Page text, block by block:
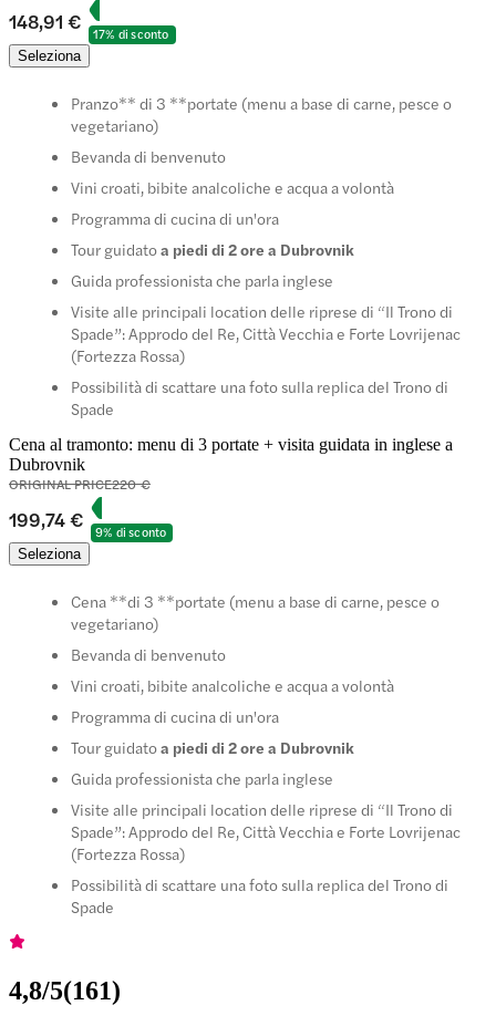
148,91 €
17% di sconto
Seleziona
Pranzo** di 3 **portate (menu a base di carne, pesce o
vegetariano)
Bevanda di benvenuto
Vini croati, bibite analcoliche e acqua a volontà
Programma di cucina di un'ora
Tour guidatoa piedi di 2 ore a Dubrovnik
Guida professionista che parla inglese
Visite alle principali location delle riprese di “Il Trono di
Spade”: Approdo del Re, Città Vecchia e Forte Lovrijenac
(Fortezza Rossa)
Possibilità di scattare una foto sulla replica del Trono di
Spade
Cena al tramonto: menu di 3 portate + visita guidata in inglese a
Dubrovnik
ORIGINAL PRICE220 €
199,74 €
9% di sconto
Seleziona
Cena **di 3 **portate (menu a base di carne, pesce o
vegetariano)
Bevanda di benvenuto
Vini croati, bibite analcoliche e acqua a volontà
Programma di cucina di un'ora
Tour guidatoa piedi di 2 ore a Dubrovnik
Guida professionista che parla inglese
Visite alle principali location delle riprese di “Il Trono di
Spade”: Approdo del Re, Città Vecchia e Forte Lovrijenac
(Fortezza Rossa)
Possibilità di scattare una foto sulla replica del Trono di
Spade
4,8/5(161)